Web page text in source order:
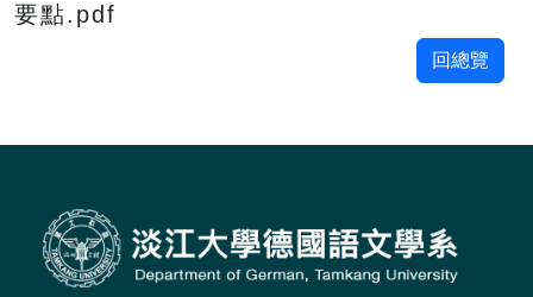
要點.pdf
回總覽